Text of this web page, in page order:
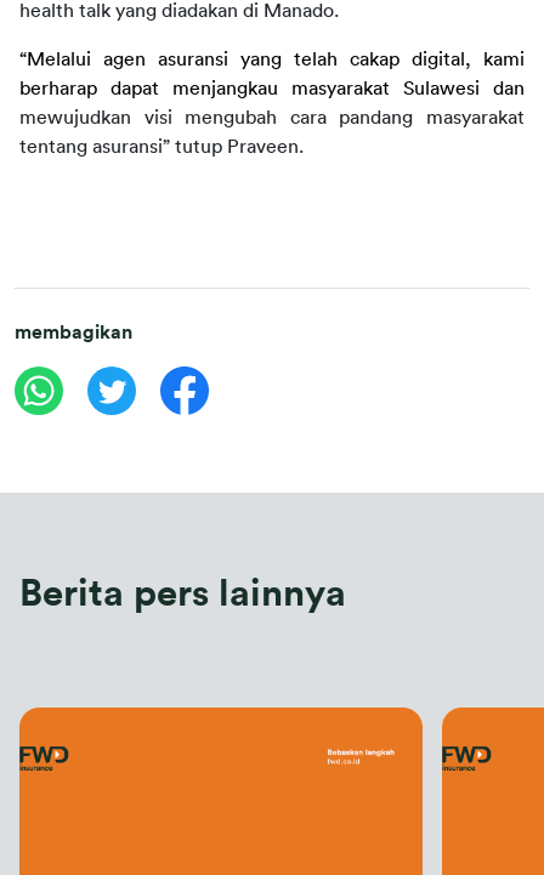
health talk yang diadakan di Manado.
“Melalui agen asuransi yang telah cakap digital, kami
berharap dapat menjangkau masyarakat Sulawesi dan
mewujudkan visi mengubah cara pandang masyarakat
tentang asuransi” tutup Praveen.
membagikan
Berita pers lainnya